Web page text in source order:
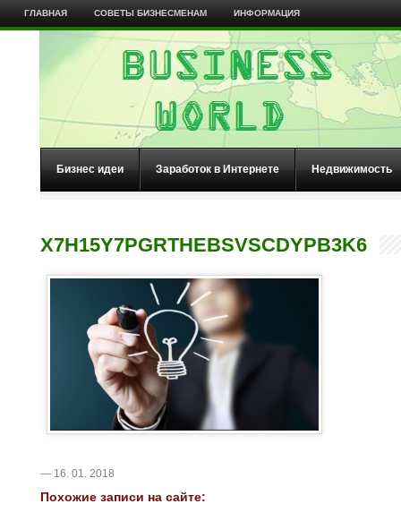
ГЛАВНАЯ СОВЕТЫ БИЗНЕСМЕНАМ ИНФОРМАЦИЯ
Бизнес идеи Заработок в Интернете Недвижимость
X7H15Y7PGRTHEBSVSCDYPB3K6
— 16. 01. 2018
Похожие записи на сайте: